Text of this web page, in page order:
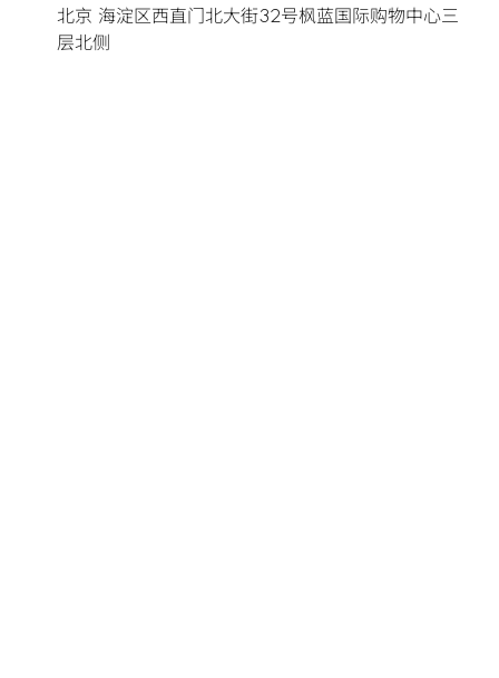
北京 海淀区西直门北大街32号枫蓝国际购物中心三
层北侧